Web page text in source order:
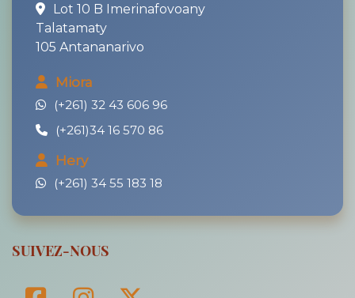
Lot 10 B Imerinafovoany
Talatamaty
105 Antananarivo
Miora
(+261) 32 43 606 96
(+261)34 16 570 86
Hery
(+261) 34 55 183 18
SUIVEZ-NOUS